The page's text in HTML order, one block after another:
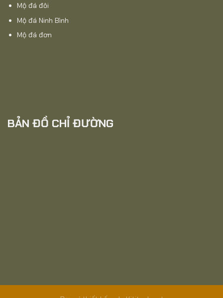
Mộ đá đôi
Mộ đá Ninh Bình
Mộ đá đơn
BẢN ĐỒ CHỈ ĐƯỜNG